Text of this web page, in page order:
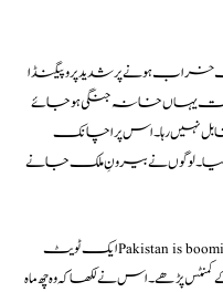
ہونے پر شدید پروپیگنڈا
کسی وقت یہاں خانہ جنگی ہو جائے
قابل نہیں رہا۔ اس پر اچانک
لوگوں نے بیرونِ ملک جانے
ایک ٹویٹ Pakistan is booming جو ایک غیرملکی بزنس مین نے پاکستانی
پڑھے۔ اس نے لکھا کہ وہ چھ ماہ